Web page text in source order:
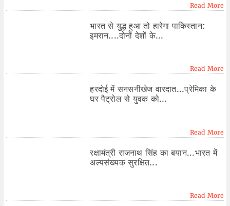
Read More
भारत से युद्ध हुआ तो हारेगा पाकिस्तान:
इमरान....दोनों देशों के...
Read More
हरदोई में सनसनीखेज वारदात...प्रेमिका के
घर पैट्रोल से युवक को...
Read More
रक्षामंत्री राजनाथ सिंह का बयान...भारत में
अल्पसंख्यक सुरक्षित...
Read More